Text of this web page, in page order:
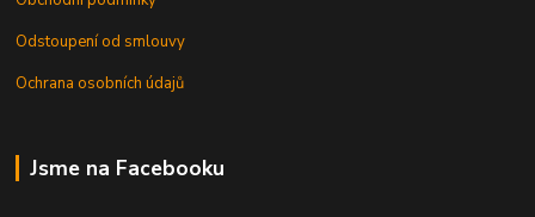
Odstoupení od smlouvy
Ochrana osobních údajů
Jsme na Facebooku